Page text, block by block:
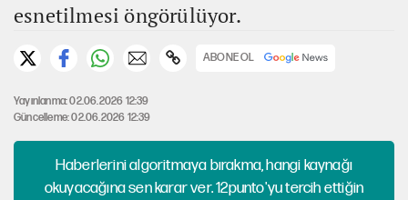
esnetilmesi öngörülüyor.
ABONE OL
Yayınlanma: 02.06.2026 12:39
Güncelleme: 02.06.2026 12:39
Haberlerini algoritmaya bırakma, hangi kaynağı
okuyacağına sen karar ver. 12punto'yu tercih ettiğin